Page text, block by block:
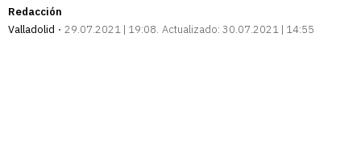
Redacción
Valladolid
29.07.2021 | 19:08 Actualizado: 30.07.2021 | 14:55